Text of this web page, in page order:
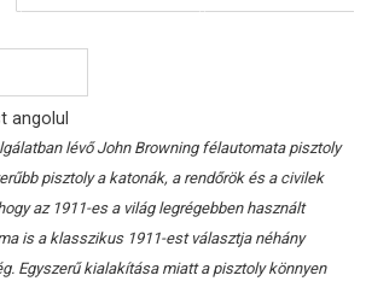
angolul
lévő John Browning félautomata pisztoly
pisztoly a katonák, a rendőrök és a civilek
az 1911-es a világ legrégebben használt
is a klasszikus 1911-est választja néhány
Egyszerű kialakítása miatt a pisztoly könnyen